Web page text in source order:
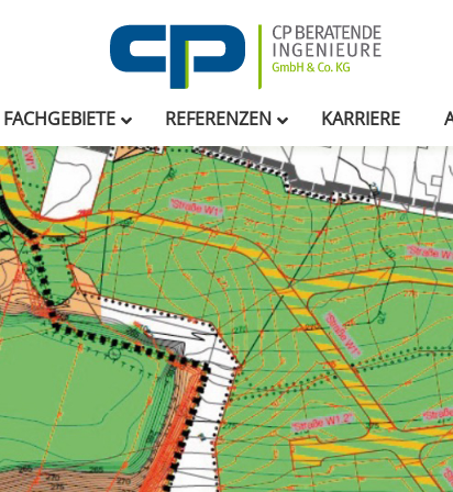
FACHGEBIETE REFERENZEN KARRIERE